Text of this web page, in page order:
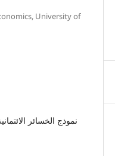
University of
نموذج الخسائر